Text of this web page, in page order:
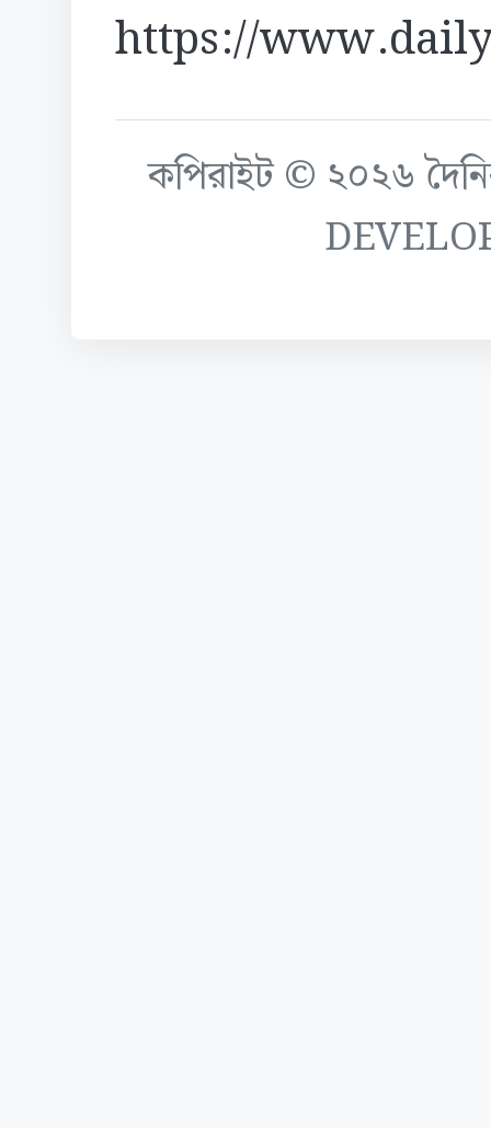
https://
কপিরাইট © ২০২৬